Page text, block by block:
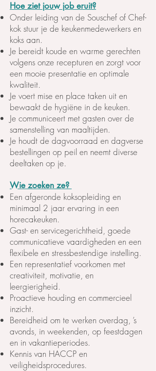
Hoe ziet jouw job eruit?
Onder leiding van de Souschef of Chef-
kok stuur je de keukenmedewerkers en
koks aan.
Je bereidt koude en warme gerechten
volgens onze recepturen en zorgt voor
een mooie presentatie en optimale
kwaliteit.
Je voert mise en place taken uit en
bewaakt de hygiëne in de keuken.
Je communiceert met gasten over de
samenstelling van maaltijden.
Je houdt de dagvoorraad en dagverse
bestellingen op peil en neemt diverse
deeltaken op je.
Wie zoeken ze?
Een afgeronde koksopleiding en
minimaal 2 jaar ervaring in een
horecakeuken.
Gast- en servicegerichtheid, goede
communicatieve vaardigheden en een
flexibele en stressbestendige instelling.
Een representatief voorkomen met
creativiteit, motivatie, en
leergierigheid.
Proactieve houding en commercieel
inzicht.
Bereidheid om te werken overdag, ’s
avonds, in weekenden, op feestdagen
en in vakantieperiodes.
Kennis van HACCP en
veiligheidsprocedures.